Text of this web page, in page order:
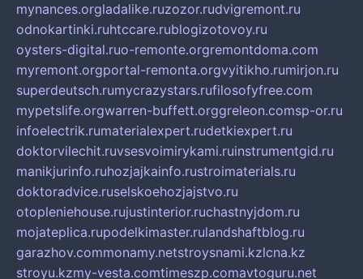
mynances.orgladalike.ruzozor.rudvigremont.ru
odnokartinki.ruhtccare.rublogizotovoy.ru
oysters-digital.ruo-remonte.orgremontdoma.com
myremont.orgportal-remonta.orgvyitikho.rumirjon.ru
superdeutsch.rumycrazystars.rufilosofyfree.com
mypetslife.orgwarren-buffett.orggreleon.comsp-or.ru
infoelectrik.rumaterialexpert.rudetkiexpert.ru
doktorvilechit.ruvsesvoimirykami.ruinstrumentgid.ru
manikjurinfo.ruhozjajkainfo.rustroimaterials.ru
doktoradvice.ruselskoehozjajstvo.ru
otopleniehouse.rujustinterior.ruchastnyjdom.ru
mojateplica.rupodelkimaster.rulandshaftblog.ru
garazhov.commonamy.netstroysnami.kzlcna.kz
stroyu.kzmy-vesta.comtimeszp.comavtoguru.net